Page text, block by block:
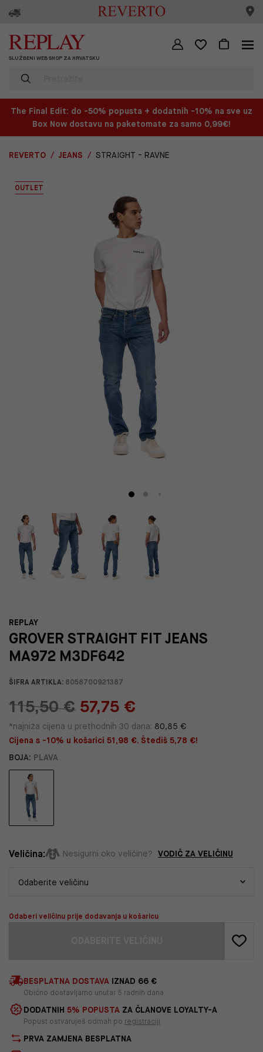
SLUŽBENI WEB SHOP ZA HRVATSKU
The Final Edit: do -50% popusta + dodatnih -10% na sve uz
Box Now dostavu na paketomate za samo 0,99€!
REVERTO JEANS STRAIGHT - RAVNE
OUTLET
REPLAY
GROVER STRAIGHT FIT JEANS
MA972 M3DF642
ŠIFRA ARTIKLA: 8058700921387
115,50 € 57,75 €
*najniža cijena u prethodnih 30 dana: 80,85 €
Cijena s -10% u košarici 51,98 €. Štediš 5,78 €!
BOJA: PLAVA
Veličina: Nesigurni oko veličine? VODIČ ZA VELIČINU
Odaberi veličinu prije dodavanja u košaricu
BESPLATNA DOSTAVA IZNAD 66 €
Obično dostavljamo unutar 5 radnih dana
DODATNIH 5% POPUSTA ZA ČLANOVE LOYALTY-A
Popust ostvaruješ odmah po registraciji
PRVA ZAMJENA BESPLATNA